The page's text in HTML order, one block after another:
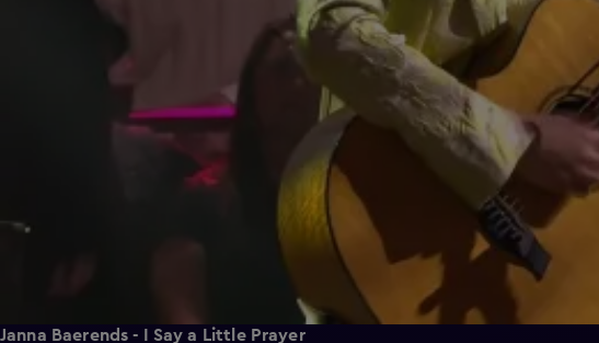
Janna Baerends - I Say a Little Prayer